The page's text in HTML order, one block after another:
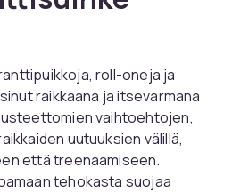
roll-oneja ja
raikkaana ja itsevarmana
vaihtoehtojen,
uutuuksien välillä,
että treenaamiseen.
tehokasta suojaa